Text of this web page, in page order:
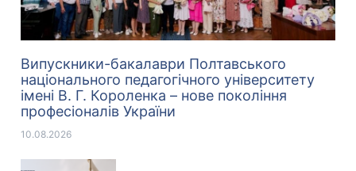
Випускники-бакалаври Полтавського
національного педагогічного університету
імені В. Г. Короленка – нове покоління
професіоналів України
10.08.2026